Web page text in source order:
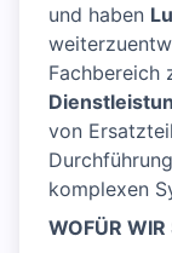
und haben
Fachbereich
von
komplexen
WOFÜR WIR